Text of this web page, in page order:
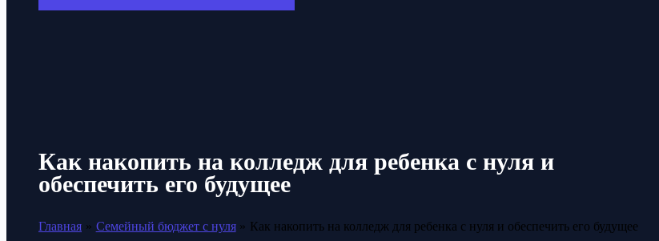
Как накопить на колледж для ребенка с нуля и
обеспечить его будущее
Главная Семейный бюджет с нуля Как накопить на колледж для ребенка с нуля и обеспечить его будущее